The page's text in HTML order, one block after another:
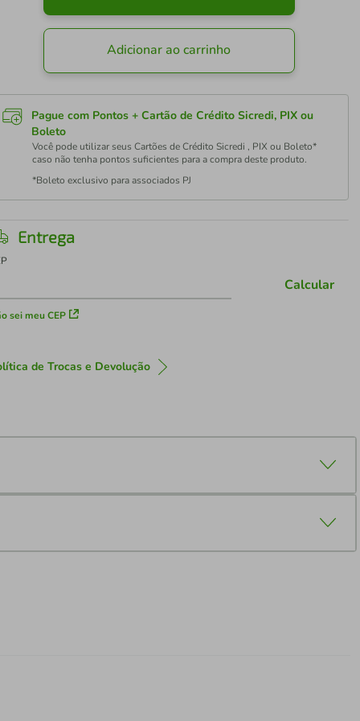
Adicionar ao carrinho
Pague com Pontos + Cartão de Crédito Sicredi, PIX ou
Boleto
Você pode utilizar seus Cartões de Crédito Sicredi , PIX ou Boleto*
caso não tenha pontos suficientes para a compra deste produto.
*Boleto exclusivo para associados PJ
Entrega
sei meu CEP
Calcular
de Trocas e Devolução